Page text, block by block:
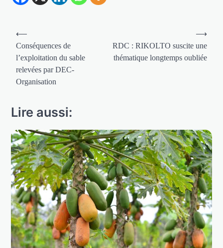
Navigation
de
l’article
⟵
Conséquences de
l’exploitation du sable
relevées par DEC-
Organisation
RDC : RIKOLTO suscite une
thématique longtemps oubliée
⟶
Lire aussi: